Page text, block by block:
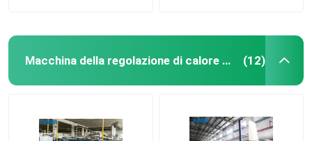
Macchina della regolazione di calore del tessuto (12)